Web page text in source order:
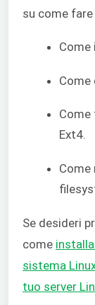
su come
Come
Come
Ext4.
Se desideri
come
sistema
tuo server